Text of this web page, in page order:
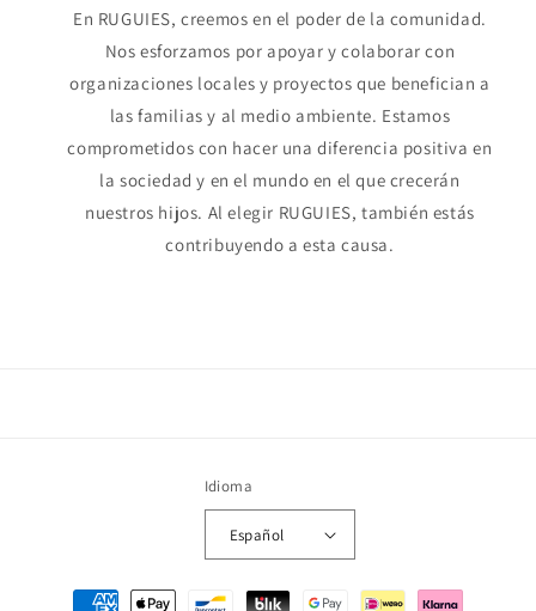
En RUGUIES, creemos en el poder de la comunidad.
Nos esforzamos por apoyar y colaborar con
organizaciones locales y proyectos que benefician a
las familias y al medio ambiente. Estamos
comprometidos con hacer una diferencia positiva en
la sociedad y en el mundo en el que crecerán
nuestros hijos. Al elegir RUGUIES, también estás
contribuyendo a esta causa.
Idioma
Español
Formas